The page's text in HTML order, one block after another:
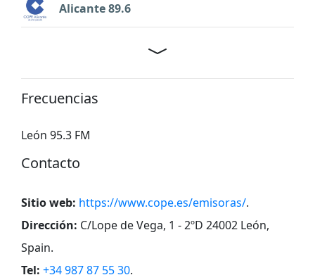
Alicante 89.6
Frecuencias
León 95.3 FM
Contacto
Sitio web: https://www.cope.es/emisoras/.
Dirección: C/Lope de Vega, 1 - 2ºD 24002 León,
Spain.
Tel: +34 987 87 55 30.